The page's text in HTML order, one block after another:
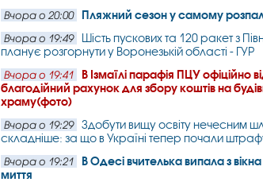
Вчора о 20:00 Пляжний сезон у самому
Вчора о 19:49
Шість пускових та 120 ракет з
планує розгорнути у Воронезькій області - ГУР
Вчора о 19:41
В Ізмаїлі парафія ПЦУ офіційно
благодійний рахунок для збору коштів на
храму(фото)
Вчора о 19:29
Здобути вищу освіту нечесним
складніше: за що в Україні тепер почали
Вчора о 19:21
В Одесі вчителька випала з
миття